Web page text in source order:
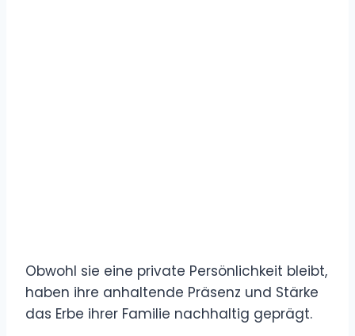
Obwohl sie eine private Persönlichkeit bleibt,
haben ihre anhaltende Präsenz und Stärke
das Erbe ihrer Familie nachhaltig geprägt.